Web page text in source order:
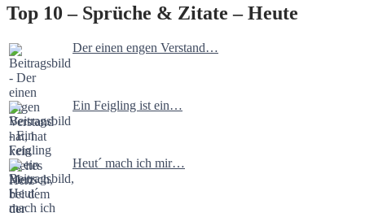
Top 10 – Sprüche & Zitate – Heute
Der einen engen Verstand…
Ein Feigling ist ein…
Heut´ mach ich mir…